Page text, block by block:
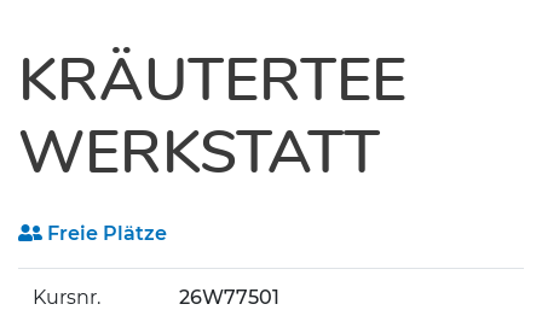
KRÄUTERTEE
WERKSTATT
Freie Plätze
Kursnr. 26W77501